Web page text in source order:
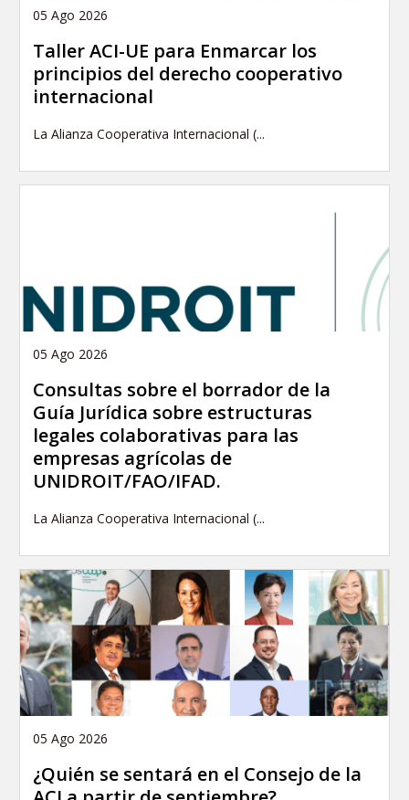
05 Ago 2026
Taller ACI-UE para Enmarcar los
principios del derecho cooperativo
internacional
La Alianza Cooperativa Internacional (...
05 Ago 2026
Consultas sobre el borrador de la
Guía Jurídica sobre estructuras
legales colaborativas para las
empresas agrícolas de
UNIDROIT/FAO/IFAD.
La Alianza Cooperativa Internacional (...
05 Ago 2026
¿Quién se sentará en el Consejo de la